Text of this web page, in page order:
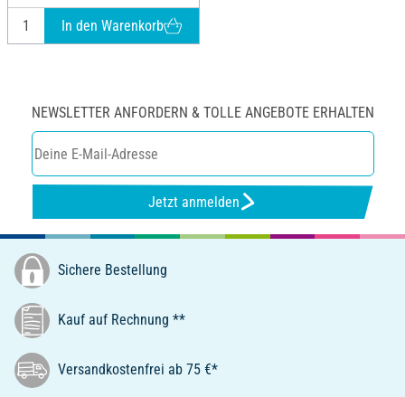
In den Warenkorb
NEWSLETTER ANFORDERN & TOLLE ANGEBOTE ERHALTEN
Jetzt anmelden
Sichere Bestellung
Kauf auf Rechnung **
Versandkostenfrei ab 75 €*